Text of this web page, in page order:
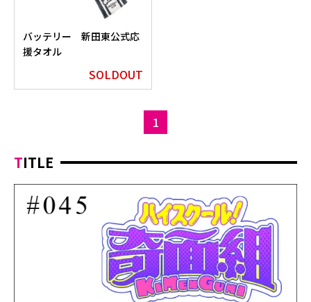
バッテリー 新田東公式応
援タオル
SOLDOUT
1
TITLE